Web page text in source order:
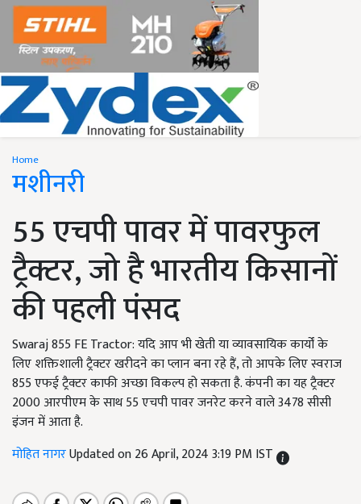
Home
मशीनरी
55 एचपी पावर में पावरफुल
ट्रैक्टर, जो है भारतीय किसानों
की पहली पंसद
Swaraj 855 FE Tractor: यदि आप भी खेती या व्यावसायिक कार्यों के
लिए शक्तिशाली ट्रैक्टर खरीदने का प्लान बना रहे हैं, तो आपके लिए स्वराज
855 एफई ट्रैक्टर काफी अच्छा विकल्प हो सकता है. कंपनी का यह ट्रैक्टर
2000 आरपीएम के साथ 55 एचपी पावर जनरेट करने वाले 3478 सीसी
इंजन में आता है.
मोहित नागरUpdated on 26 April, 2024 3:19 PM IST